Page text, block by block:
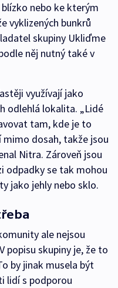
nebo ke kterým
vyklizených bunkrů
skupiny Ukliďme
něj nutný také v
využívají jako
odlehlá lokalita. „Lidé
tam, kde je to
mimo dosah, takže jsou
Nitra. Zároveň jsou
odpadky se tak mohou
jako jehly nebo sklo.
ale nejsou
popisu skupiny je, že to
by jinak musela být
lidí s podporou